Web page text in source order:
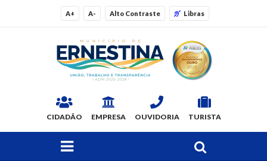
A+ A- Alto Contraste Libras
CIDADÃO EMPRESA OUVIDORIA TURISTA